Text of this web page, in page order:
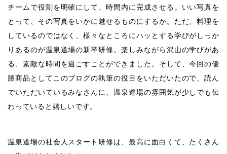
チームで役割を明確にして、時間内に完成させる。いい写真を
とって、その写真をいかに魅せるものにするか。ただ、料理を
しているのではなく、様々なところにハッとする学びがしっか
りあるのが温泉道場の新卒研修。楽しみながら沢山の学びがあ
る、素敵な時間を過ごすことができました。そして、今回の優
勝商品としてこのブログの執筆の役目をいただいたので、読ん
でいただいているみなさんに、温泉道場の雰囲気が少しでも伝
わっていると嬉しいです。
温泉道場の社会人スタート研修は、最高に面白くて、たくさん